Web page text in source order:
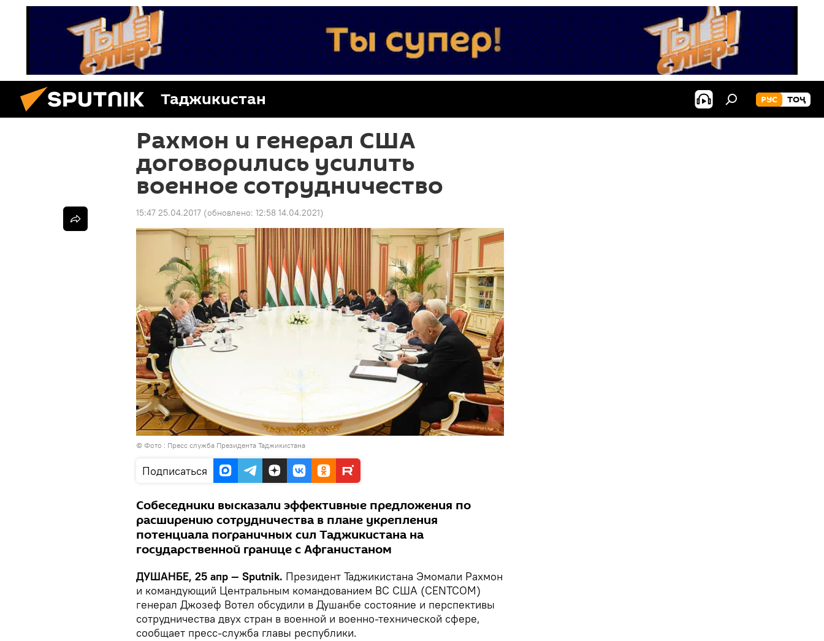
Таджикистан РУС ТОҶ
Рахмон и генерал США
договорились усилить
военное сотрудничество
15:47 25.04.2017 (обновлено: 12:58 14.04.2021)
© Фото : Пресс служба Президента Таджикистана
Подписаться
Собеседники высказали эффективные предложения по
расширению сотрудничества в плане укрепления
потенциала пограничных сил Таджикистана на
государственной границе с Афганистаном
ДУШАНБЕ, 25 апр — Sputnik. Президент Таджикистана Эмомали Рахмон
и командующий Центральным командованием ВС США (CENTCOM)
генерал Джозеф Вотел обсудили в Душанбе состояние и перспективы
сотрудничества двух стран в военной и военно-технической сфере,
сообщает пресс-служба главы республики.